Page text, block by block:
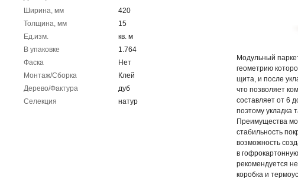
Ширина, мм
420
Толщина, мм
15
Ед.изм.
кв. м
В упаковке
1.764
Фаска
Нет
Монтаж/Сборка
Клей
Дерево/Фактура
дуб
Селекция
натур
Модульный
геометрию
щита, и после
что позволяет
составляет от 6
поэтому укладка
Преимущества
стабильность
возможность
в
рекомендуется
коробка и